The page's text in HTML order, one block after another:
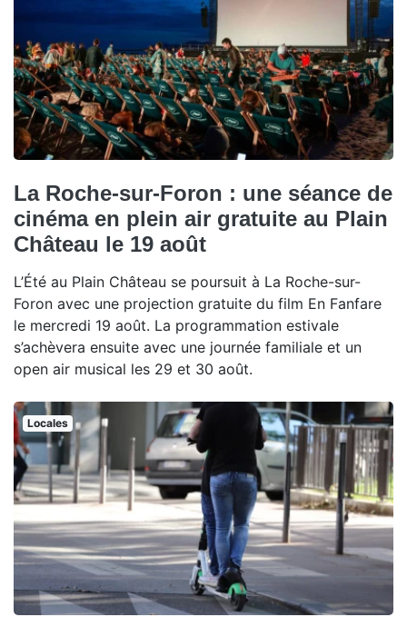
La Roche-sur-Foron : une séance de
cinéma en plein air gratuite au Plain
Château le 19 août
L’Été au Plain Château se poursuit à La Roche-sur-
Foron avec une projection gratuite du film En Fanfare
le mercredi 19 août. La programmation estivale
s’achèvera ensuite avec une journée familiale et un
open air musical les 29 et 30 août.
Locales